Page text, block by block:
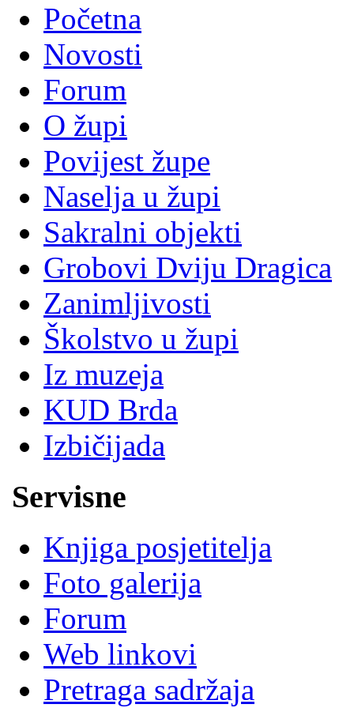
Početna
Novosti
Forum
O župi
Povijest župe
Naselja u župi
Sakralni objekti
Grobovi Dviju Dragica
Zanimljivosti
Školstvo u župi
Iz muzeja
KUD Brda
Izbičijada
Servisne
Knjiga posjetitelja
Foto galerija
Forum
Web linkovi
Pretraga sadržaja